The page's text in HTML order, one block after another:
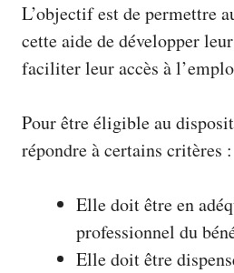
L’objectif est de permettre
cette aide de développer
faciliter leur accès à
Pour être éligible au
répondre à certains critères :
Elle doit être en
professionnel du
Elle doit être